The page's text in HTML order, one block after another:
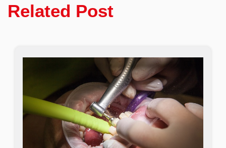
Related Post